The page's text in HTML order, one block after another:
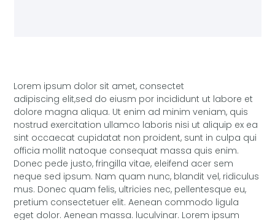
Lorem ipsum dolor sit amet, consectet
adipiscing elit,sed do eiusm por incididunt ut labore et
dolore magna aliqua. Ut enim ad minim veniam, quis
nostrud exercitation ullamco laboris nisi ut aliquip ex ea
sint occaecat cupidatat non proident, sunt in culpa qui
officia mollit natoque consequat massa quis enim.
Donec pede justo, fringilla vitae, eleifend acer sem
neque sed ipsum. Nam quam nunc, blandit vel, ridiculus
mus. Donec quam felis, ultricies nec, pellentesque eu,
pretium consectetuer elit. Aenean commodo ligula
eget dolor. Aenean massa. luculvinar. Lorem ipsum